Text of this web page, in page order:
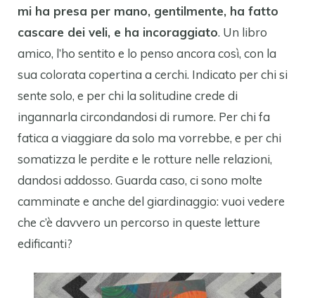
mi ha presa per mano, gentilmente, ha fatto
cascare dei veli, e ha incoraggiato. Un libro
amico, l’ho sentito e lo penso ancora così, con la
sua colorata copertina a cerchi. Indicato per chi si
sente solo, e per chi la solitudine crede di
ingannarla circondandosi di rumore. Per chi fa
fatica a viaggiare da solo ma vorrebbe, e per chi
somatizza le perdite e le rotture nelle relazioni,
dandosi addosso. Guarda caso, ci sono molte
camminate e anche del giardinaggio: vuoi vedere
che c’è davvero un percorso in queste letture
edificanti?